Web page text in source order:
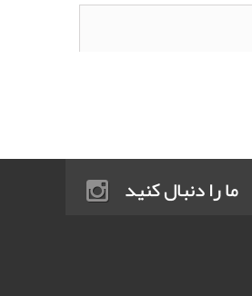
ما را دنبال کنید